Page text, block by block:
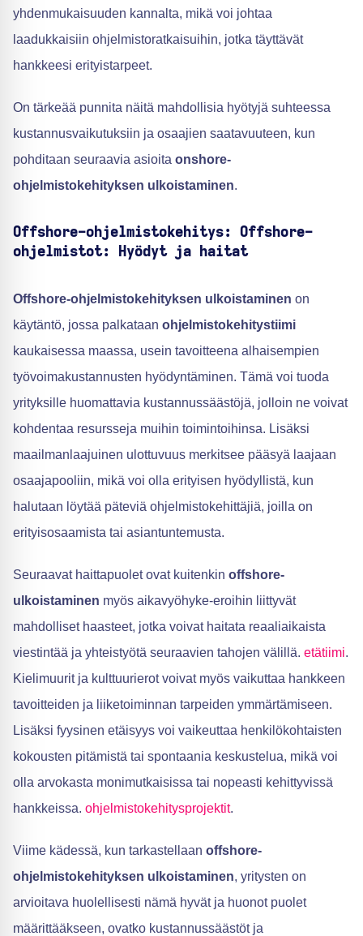
yhdenmukaisuuden kannalta, mikä voi johtaa
laadukkaisiin ohjelmistoratkaisuihin, jotka täyttävät
hankkeesi erityistarpeet.
On tärkeää punnita näitä mahdollisia hyötyjä suhteessa
kustannusvaikutuksiin ja osaajien saatavuuteen, kun
pohditaan seuraavia asioita onshore-
ohjelmistokehityksen ulkoistaminen.
Offshore-ohjelmistokehitys: Offshore-
ohjelmistot: Hyödyt ja haitat
Offshore-ohjelmistokehityksen ulkoistaminen on
käytäntö, jossa palkataan ohjelmistokehitystiimi
kaukaisessa maassa, usein tavoitteena alhaisempien
työvoimakustannusten hyödyntäminen. Tämä voi tuoda
yrityksille huomattavia kustannussäästöjä, jolloin ne voivat
kohdentaa resursseja muihin toimintoihinsa. Lisäksi
maailmanlaajuinen ulottuvuus merkitsee pääsyä laajaan
osaajapooliin, mikä voi olla erityisen hyödyllistä, kun
halutaan löytää päteviä ohjelmistokehittäjiä, joilla on
erityisosaamista tai asiantuntemusta.
Seuraavat haittapuolet ovat kuitenkin offshore-
ulkoistaminen myös aikavyöhyke-eroihin liittyvät
mahdolliset haasteet, jotka voivat haitata reaaliaikaista
viestintää ja yhteistyötä seuraavien tahojen välillä. etätiimi.
Kielimuurit ja kulttuurierot voivat myös vaikuttaa hankkeen
tavoitteiden ja liiketoiminnan tarpeiden ymmärtämiseen.
Lisäksi fyysinen etäisyys voi vaikeuttaa henkilökohtaisten
kokousten pitämistä tai spontaania keskustelua, mikä voi
olla arvokasta monimutkaisissa tai nopeasti kehittyvissä
hankkeissa. ohjelmistokehitysprojektit.
Viime kädessä, kun tarkastellaan offshore-
ohjelmistokehityksen ulkoistaminen, yritysten on
arvioitava huolellisesti nämä hyvät ja huonot puolet
määrittääkseen, ovatko kustannussäästöt ja